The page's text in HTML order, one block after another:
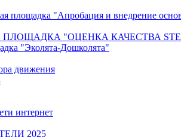
площадка "Апробация и внедрение
"ОЦЕНКА КАЧЕСТВА
"Эколята-Дошколята"
движения
интернет
2025